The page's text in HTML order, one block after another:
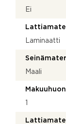
Ei
Laminaatti
Maali